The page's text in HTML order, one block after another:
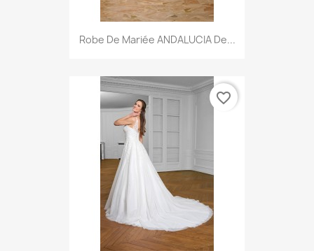
Robe De Mariée ANDALUCIA De...
favorite_border